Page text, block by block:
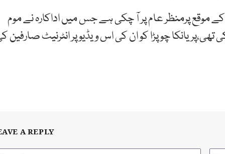
کے موقع پرمنظر عام پر آ چکی ہے جس میں اداکارہ نے موم
چوپڑا کو ان کی اس ویڈیو پر انٹرنیٹ صارفین
A REPLY